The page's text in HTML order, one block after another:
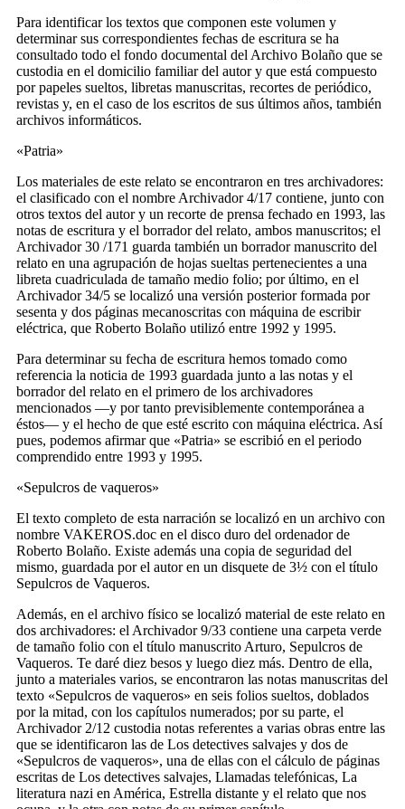
Para identificar los textos que componen este volumen y
determinar sus correspondientes fechas de escritura se ha
consultado todo el fondo documental del Archivo Bolaño que se
custodia en el domicilio familiar del autor y que está compuesto
por papeles sueltos, libretas manuscritas, recortes de periódico,
revistas y, en el caso de los escritos de sus últimos años, también
archivos informáticos.
«Patria»
Los materiales de este relato se encontraron en tres archivadores:
el clasificado con el nombre Archivador 4/17 contiene, junto con
otros textos del autor y un recorte de prensa fechado en 1993, las
notas de escritura y el borrador del relato, ambos manuscritos; el
Archivador 30 /171 guarda también un borrador manuscrito del
relato en una agrupación de hojas sueltas pertenecientes a una
libreta cuadriculada de tamaño medio folio; por último, en el
Archivador 34/5 se localizó una versión posterior formada por
sesenta y dos páginas mecanoscritas con máquina de escribir
eléctrica, que Roberto Bolaño utilizó entre 1992 y 1995.
Para determinar su fecha de escritura hemos tomado como
referencia la noticia de 1993 guardada junto a las notas y el
borrador del relato en el primero de los archivadores
mencionados —y por tanto previsiblemente contemporánea a
éstos— y el hecho de que esté escrito con máquina eléctrica. Así
pues, podemos afirmar que «Patria» se escribió en el periodo
comprendido entre 1993 y 1995.
«Sepulcros de vaqueros»
El texto completo de esta narración se localizó en un archivo con
nombre VAKEROS.doc en el disco duro del ordenador de
Roberto Bolaño. Existe además una copia de seguridad del
mismo, guardada por el autor en un disquete de 3½ con el título
Sepulcros de Vaqueros.
Además, en el archivo físico se localizó material de este relato en
dos archivadores: el Archivador 9/33 contiene una carpeta verde
de tamaño folio con el título manuscrito Arturo, Sepulcros de
Vaqueros. Te daré diez besos y luego diez más. Dentro de ella,
junto a materiales varios, se encontraron las notas manuscritas del
texto «Sepulcros de vaqueros» en seis folios sueltos, doblados
por la mitad, con los capítulos numerados; por su parte, el
Archivador 2/12 custodia notas referentes a varias obras entre las
que se identificaron las de Los detectives salvajes y dos de
«Sepulcros de vaqueros», una de ellas con el cálculo de páginas
escritas de Los detectives salvajes, Llamadas telefónicas, La
literatura nazi en América, Estrella distante y el relato que nos